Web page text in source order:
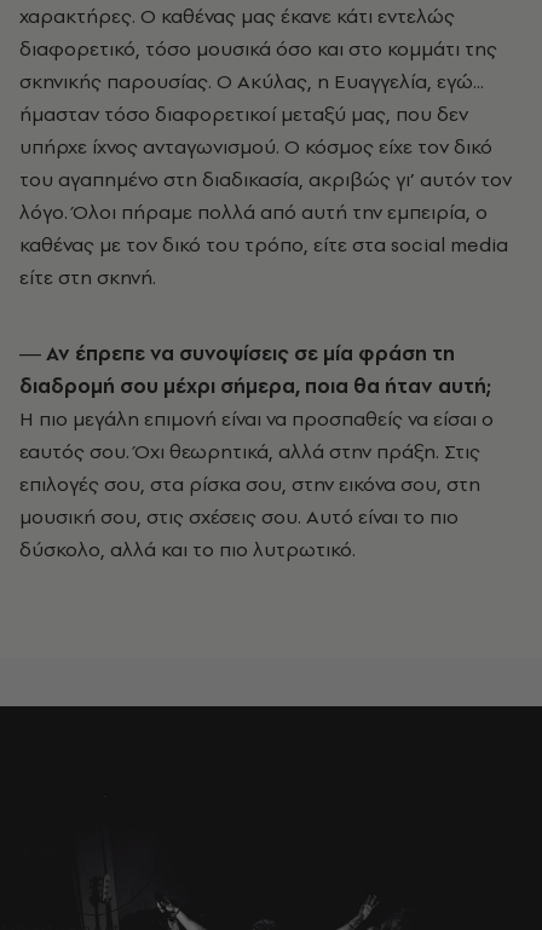
χαρακτήρες. Ο καθένας μας έκανε κάτι εντελώς
διαφορετικό, τόσο μουσικά όσο και στο κομμάτι της
σκηνικής παρουσίας. Ο Ακύλας, η Ευαγγελία, εγώ...
ήμασταν τόσο διαφορετικοί μεταξύ μας, που δεν
υπήρχε ίχνος ανταγωνισμού. Ο κόσμος είχε τον δικό
του αγαπημένο στη διαδικασία, ακριβώς γι’ αυτόν τον
λόγο. Όλοι πήραμε πολλά από αυτή την εμπειρία, ο
καθένας με τον δικό του τρόπο, είτε στα social media
είτε στη σκηνή.
― Αν έπρεπε να συνοψίσεις σε μία φράση τη
διαδρομή σου μέχρι σήμερα, ποια θα ήταν αυτή;
Η πιο μεγάλη επιμονή είναι να προσπαθείς να είσαι ο
εαυτός σου. Όχι θεωρητικά, αλλά στην πράξη. Στις
επιλογές σου, στα ρίσκα σου, στην εικόνα σου, στη
μουσική σου, στις σχέσεις σου. Αυτό είναι το πιο
δύσκολο, αλλά και το πιο λυτρωτικό.